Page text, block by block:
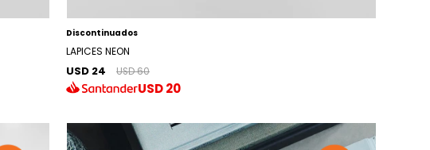
Discontinuados
LAPICES NEON
USD 24 USD 60
USD20